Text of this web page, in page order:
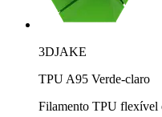
3DJAKE
TPU A95 Verde-claro
Filamento TPU flexível